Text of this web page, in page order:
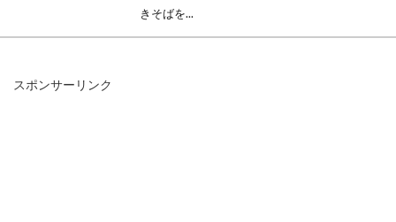
きそばを...
スポンサーリンク